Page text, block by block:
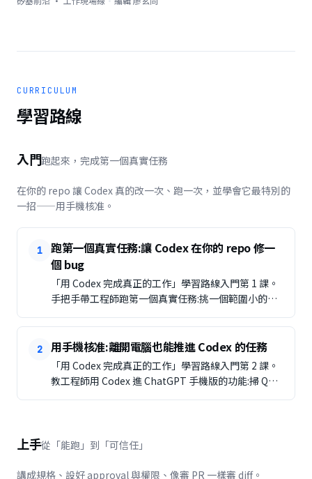
CURRICULUM
學習路線
入門跑起來，完成第一個真實任務
在你的 repo 讓 Codex 真的改一次、跑一次，並學會它最特別的
一招——用手機核准。
1
跑第一個真實任務:讓 Codex 在你的 repo 修一
個 bug
「用 Codex 完成真正的工作」學習路線入門第 1 課。
手把手帶工程師跑第一個真實任務:挑一個範圍小的改
動、在乾淨工作區開始、講清楚、看它讀改跑、審 diff
再決定收或重來。
2 用手機核准:離開電腦也能推進 Codex 的任務
「用 Codex 完成真正的工作」學習路線入門第 2 課。
教工程師用 Codex 進 ChatGPT 手機版的功能:掃 QR
配對、手機端看截圖/終端/diff/測試並核准,理解
上手從「能跑」到「可信任」
講成規格、設好 approval 與權限、像審 PR 一樣審 diff。